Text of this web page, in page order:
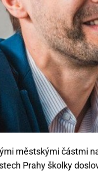
městskými částmi
Prahy školky